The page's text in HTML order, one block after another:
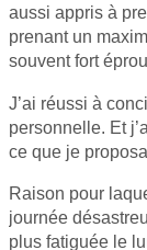
aussi appris à
prenant un
souvent fort
J’ai réussi à
personnelle. Et
ce que je
Raison pour
journée
plus fatiguée le